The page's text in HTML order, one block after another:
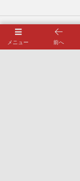
スペシ
メニュー 前へ